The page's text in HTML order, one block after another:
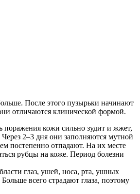
После этого пузырьки начинают
отличаются клинической формой.
поражения кожи сильно зудит и жжет,
2–3 дня они заполняются мутной
постепенно отпадают. На их месте
рубцы на коже. Период болезни
глаз, ушей, носа, рта, ушных
всего страдают глаза, поэтому